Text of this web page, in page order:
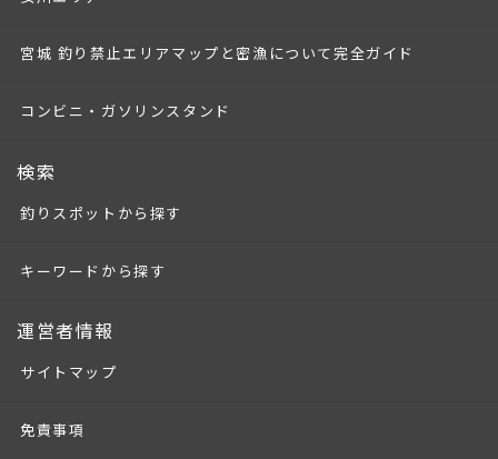
宮城 釣り禁止エリアマップと密漁について完全ガイド
コンビニ・ガソリンスタンド
検索
釣りスポットから探す
キーワードから探す
運営者情報
サイトマップ
免責事項